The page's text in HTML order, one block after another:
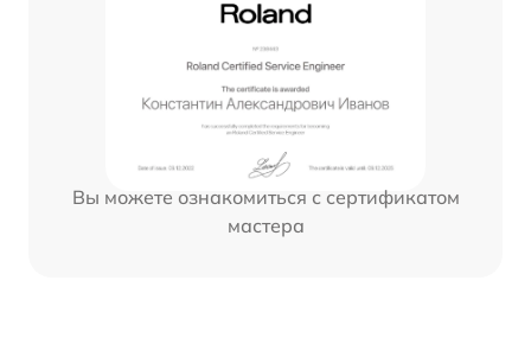
Вы можете ознакомиться с сертификатом
мастера